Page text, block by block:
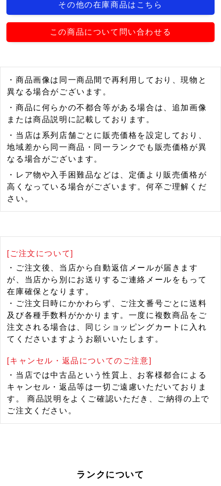
その他の在庫商品はこちら
この商品について問い合わせる
・商品画像は同一商品間で再利用しており、現物と
異なる場合がございます。
・商品に何らかの不都合等がある場合は、追加画像
または商品説明に記載しております。
・当店は系列店舗ごとに販売価格を設定しており、
地域差から同一商品・同一ランクでも販売価格が異
なる場合がございます。
・レア物や入手困難品などは、定価より販売価格が
高くなっている場合がございます。何卒ご理解くだ
さい。
[ご注文について]
・ご注文後、当店から自動返信メールが届きます
が、当店から別にお送りするご連絡メールをもって
在庫確保となります。
・ご注文日時にかかわらず、ご注文番号ごとに送料
及び各種手数料がかかります。一度に複数商品をご
注文される場合は、同じショッピングカートに入れ
てくださいますようお願いいたします。
[キャンセル・返品についてのご注意]
・当店では中古品という性質上、お客様都合による
キャンセル・返品等は一切ご遠慮いただいておりま
す。 商品説明をよくご確認いただき、ご納得の上で
ご注文ください。
ランクについて